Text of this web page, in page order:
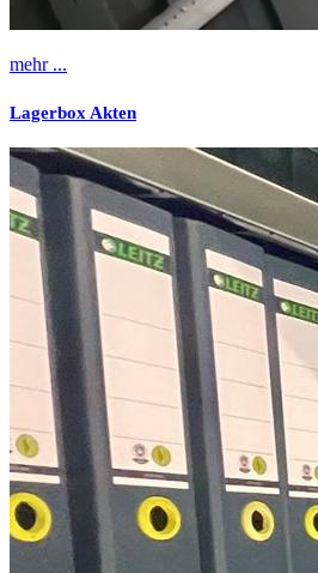
mehr ...
Lagerbox Akten